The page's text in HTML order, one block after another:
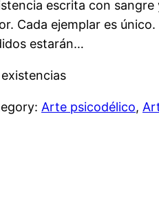
escrita con
Cada ejemplar es
estarán…
existencias
Arte psicodélico,